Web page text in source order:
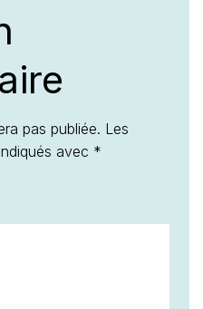
pas publiée. Les
avec *